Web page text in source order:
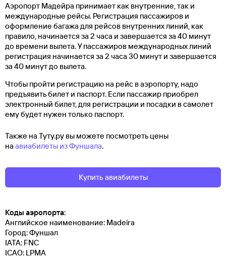
Аэропорт Мадейра принимает как внутренние, так и
международные рейсы. Регистрация пассажиров и
оформление багажа для рейсов внутренних линий, как
правило, начинается за 2 часа и завершается за 40 минут
до времени вылета. У пассажиров международных линий
регистрация начинается за 2 часа 30 минут и завершается
за 40 минут до вылета.
Чтобы пройти регистрацию на рейс в аэропорту, надо
предъявить билет и паспорт. Если пассажир приобрел
электронный билет, для регистрации и посадки в самолет
ему будет нужен только паспорт.
Также на Туту.ру вы можете посмотреть цены
на авиабилеты из Фуншала.
Купить авиабилеты
Коды аэропорта:
Английское наименование: Madeira
Город: Фуншал
IATA: FNC
ICAO: LPMA